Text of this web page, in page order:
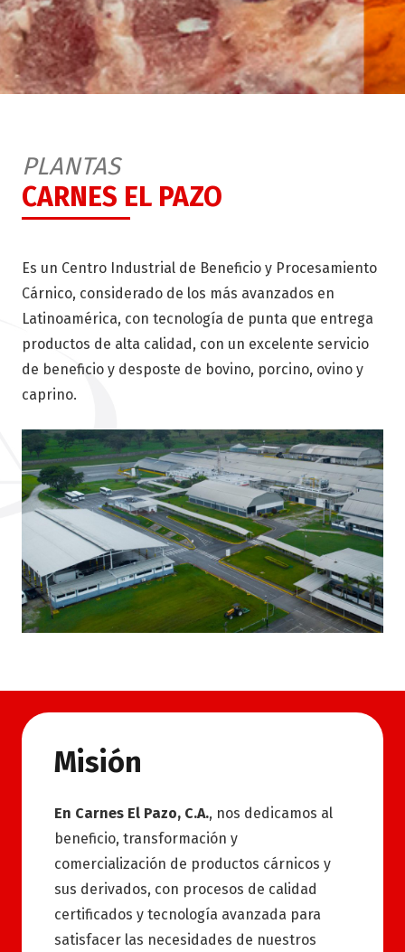
PLANTAS
CARNES EL PAZO
Es un Centro Industrial de Beneficio y Procesamiento
Cárnico, considerado de los más avanzados en
Latinoamérica, con tecnología de punta que entrega
productos de alta calidad, con un excelente servicio
de beneficio y desposte de bovino, porcino, ovino y
caprino.
Misión
En Carnes El Pazo, C.A., nos dedicamos al
beneficio, transformación y
comercialización de productos cárnicos y
sus derivados, con procesos de calidad
certificados y tecnología avanzada para
satisfacer las necesidades de nuestros